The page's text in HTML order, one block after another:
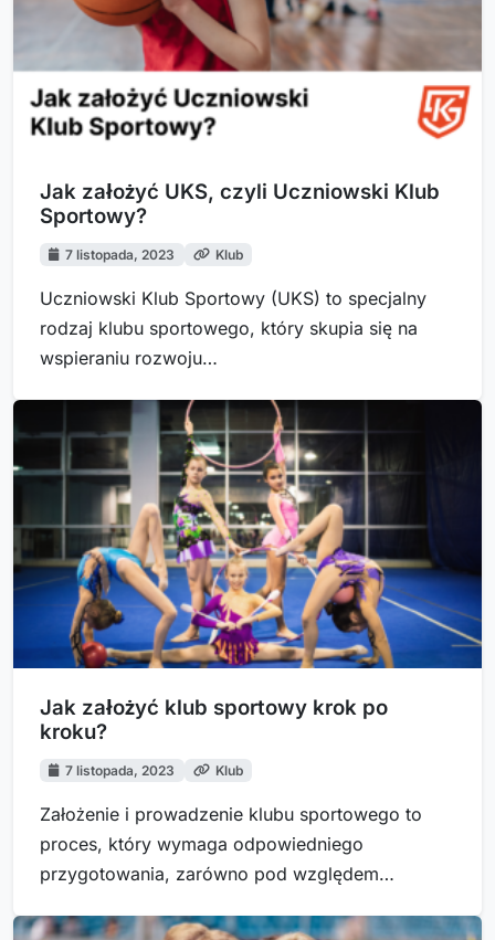
Jak założyć UKS, czyli Uczniowski Klub
Sportowy?
7 listopada, 2023 Klub
Uczniowski Klub Sportowy (UKS) to specjalny
rodzaj klubu sportowego, który skupia się na
wspieraniu rozwoju…
Jak założyć klub sportowy krok po
kroku?
7 listopada, 2023 Klub
Założenie i prowadzenie klubu sportowego to
proces, który wymaga odpowiedniego
przygotowania, zarówno pod względem